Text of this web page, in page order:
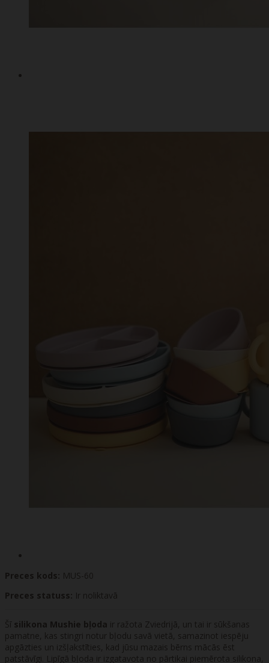
Preces kods: MUS-60
Preces statuss: Ir noliktavā
Šī silikona Mushie bļoda ir ražota Zviedrijā, un tai ir sūkšanas
pamatne, kas stingri notur bļodu savā vietā, samazinot iespēju
apgāzties un izšļakstīties, kad jūsu mazais bērns mācās ēst
patstāvīgi. Lipīgā bļoda ir izgatavota no pārtikai piemērota silikona,